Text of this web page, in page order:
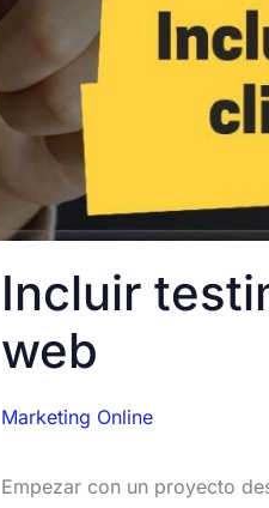
Incluir
web
Marketing Online
Empezar con un proyecto